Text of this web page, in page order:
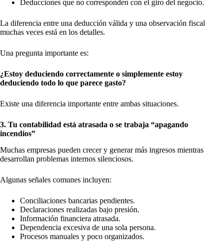
Deducciones que no corresponden con el giro del negocio.
La diferencia entre una deducción válida y una observación fiscal
muchas veces está en los detalles.
Una pregunta importante es:
¿Estoy deduciendo correctamente o simplemente estoy
deduciendo todo lo que parece gasto?
Existe una diferencia importante entre ambas situaciones.
3. Tu contabilidad está atrasada o se trabaja “apagando
incendios”
Muchas empresas pueden crecer y generar más ingresos mientras
desarrollan problemas internos silenciosos.
Algunas señales comunes incluyen:
Conciliaciones bancarias pendientes.
Declaraciones realizadas bajo presión.
Información financiera atrasada.
Dependencia excesiva de una sola persona.
Procesos manuales y poco organizados.